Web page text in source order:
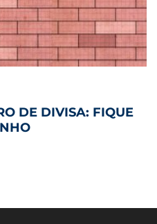
DE DIVISA: FIQUE